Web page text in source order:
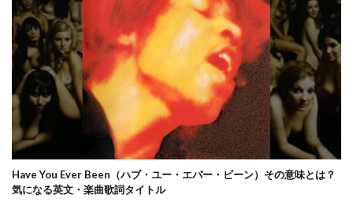
Have You Ever Been（ハブ・ユー・エバー・ビーン）その意味とは？
気になる英文・楽曲歌詞タイトル